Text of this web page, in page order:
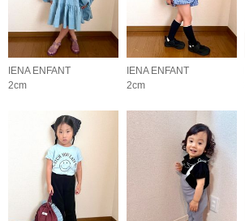
IENA ENFANT
2cm
IENA ENFANT
2cm